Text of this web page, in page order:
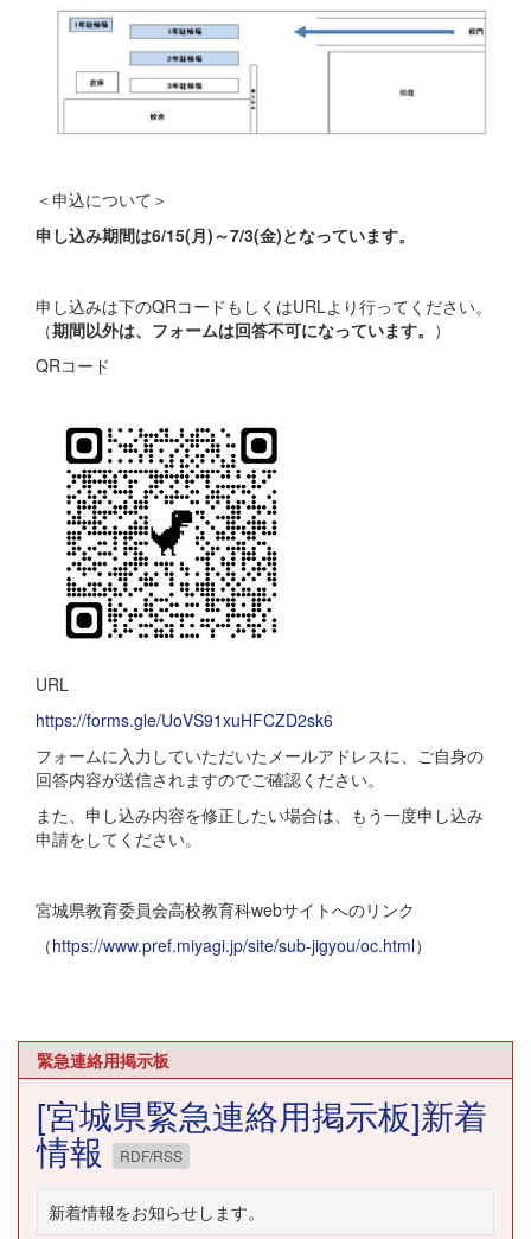
＜申込について＞
申し込み期間は6/15(月)～7/3(金)となっています。
申し込みは下のQRコードもしくはURLより行ってください。
（期間以外は、フォームは回答不可になっています。 ）
QRコード
URL
https://forms.gle/UoVS91xuHFCZD2sk6
フォームに入力していただいたメールアドレスに、ご自身の
回答内容が送信されますのでご確認ください。
また、申し込み内容を修正したい場合は、もう一度申し込み
申請をしてください。
宮城県教育委員会高校教育科webサイトへのリンク
（https://www.pref.miyagi.jp/site/sub-jigyou/oc.html）
緊急連絡用掲示板
[宮城県緊急連絡用掲示板]新着
情報 RDF/RSS
新着情報をお知らせします。